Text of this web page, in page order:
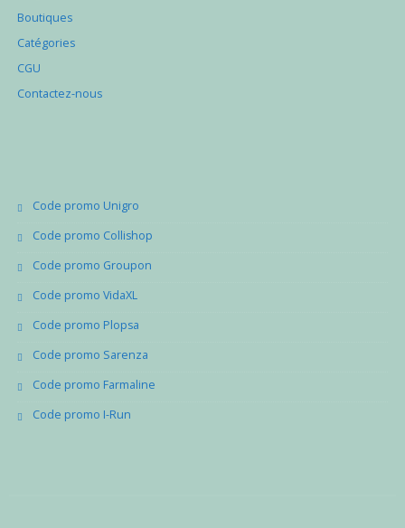
Boutiques
Catégories
CGU
Contactez-nous
Code promo Unigro
Code promo Collishop
Code promo Groupon
Code promo VidaXL
Code promo Plopsa
Code promo Sarenza
Code promo Farmaline
Code promo I-Run